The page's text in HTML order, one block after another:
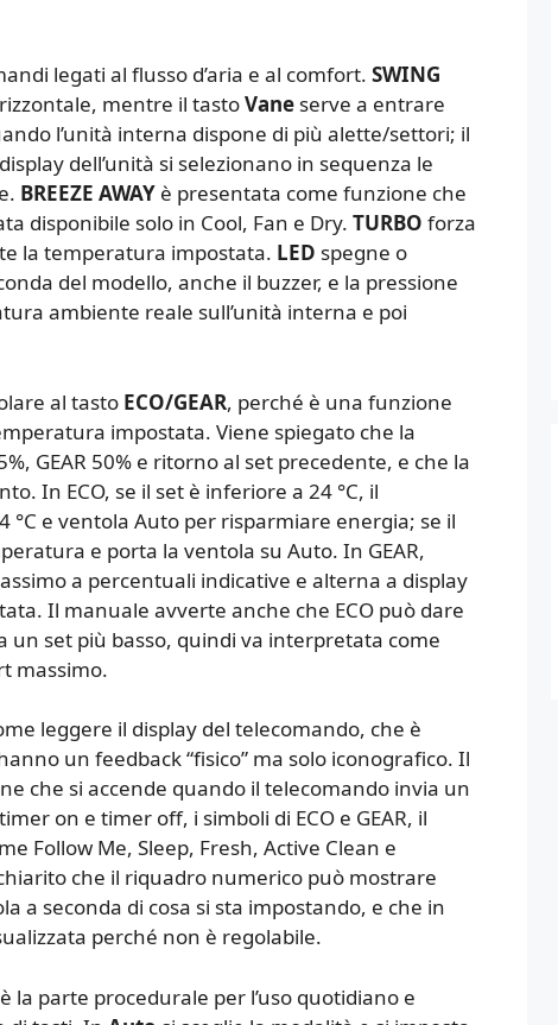
legati al flusso d’aria e al comfort. SWING
mentre il tastoVane serve a entrare
l’unità interna dispone di più alette/settori; il
dell’unità si selezionano in sequenza le
BREEZE AWAY è presentata come funzione che
disponibile solo in Cool, Fan e Dry. TURBO forza
la temperatura impostata. LED spegne o
del modello, anche il buzzer, e la pressione
ambiente reale sull’unità interna e poi
al tasto ECO/GEAR, perché è una funzione
impostata. Viene spiegato che la
GEAR 50% e ritorno al set precedente, e che la
In ECO, se il set è inferiore a 24 °C, il
e ventola Auto per risparmiare energia; se il
e porta la ventola su Auto. In GEAR,
a percentuali indicative e alterna a display
Il manuale avverte anche che ECO può dare
set più basso, quindi va interpretata come
massimo.
leggere il display del telecomando, che è
un feedback “fisico” ma solo iconografico. Il
che si accende quando il telecomando invia un
on e timer off, i simboli di ECO e GEAR, il
Follow Me, Sleep, Fresh, Active Clean e
che il riquadro numerico può mostrare
a seconda di cosa si sta impostando, e che in
perché non è regolabile.
la parte procedurale per l’uso quotidiano e